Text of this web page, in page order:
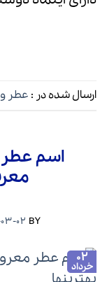
ارسال شده در : عطر و
اسم عطر
معرفی ۳۰ تا
02 BY
02
خرداد